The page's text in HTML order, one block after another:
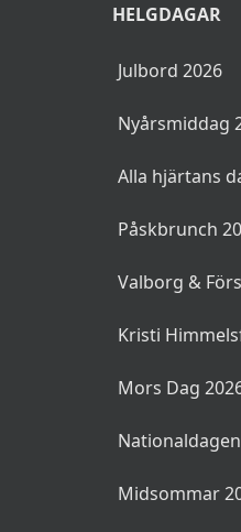
HELGDAGAR
Julbord 2026
Nyårsmiddag
Alla hjärtans
Påskbrunch
Valborg &
Kristi
Mors Dag
Midsommar